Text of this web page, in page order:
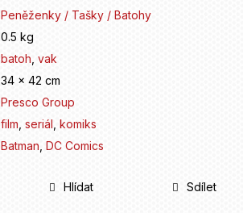
Peněženky / Tašky / Batohy
0.5 kg
batoh, vak
34 x 42 cm
Presco Group
film, seriál, komiks
Batman, DC Comics
Hlídat Sdílet